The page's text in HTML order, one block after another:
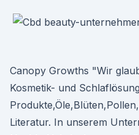
Canopy Growths "Wir
Kosmetik- und
Literatur. In unserem